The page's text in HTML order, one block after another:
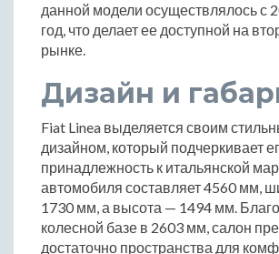
данной модели осуществлялось с
год, что делает ее доступной на
рынке.
Дизайн и
Fiat Linea выделяется своим
дизайном, который подчеркивает
принадлежность к итальянской
автомобиля составляет 4560 мм,
1730 мм, а высота — 1494 мм.
колесной базе в 2603 мм, салон
достаточно пространства для